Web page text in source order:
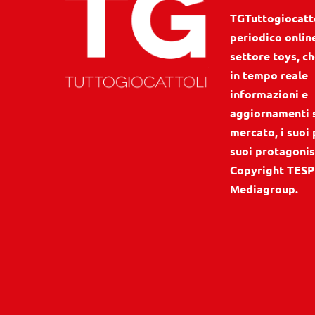
periodico
settore toys,
in tempo reale
informazioni e
aggiornamenti
mercato, i
suoi
Copyright
Mediagroup.